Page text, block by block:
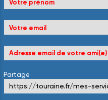
Partage